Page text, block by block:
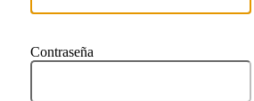
Contraseña